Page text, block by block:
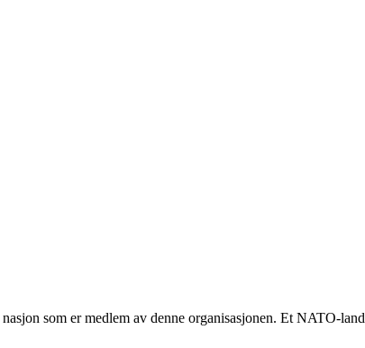
som er medlem av denne organisasjonen. Et NATO-land